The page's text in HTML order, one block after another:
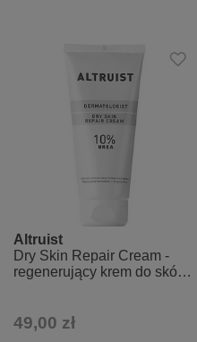
Altruist
Dry Skin Repair Cream -
regenerujący krem do skóry
49,00 zł